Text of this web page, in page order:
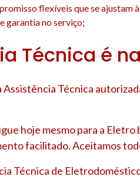
flexíveis que se ajustam
garantia no serviço;
Técnica é
Técnica
hoje mesmo para a Eletro
facilitado. Aceitamos
Técnica de